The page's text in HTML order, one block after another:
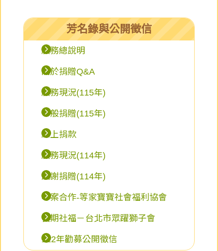
芳名錄與公開徵信
服務總說明
關於捐贈Q&A
服務現況(115年)
一般捐贈(115年)
線上捐款
服務現況(114年)
感謝捐贈(114年)
專案合作-等家寶寶社會福利協會
長期社福－台北市眾躍獅子會
112年勸募公開徵信